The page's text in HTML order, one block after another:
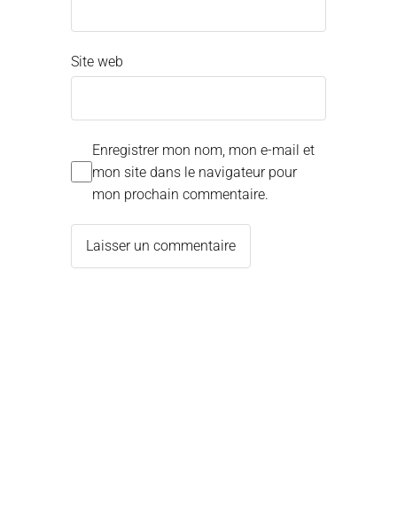
Site web
Enregistrer mon nom, mon e-mail et
mon site dans le navigateur pour
mon prochain commentaire.